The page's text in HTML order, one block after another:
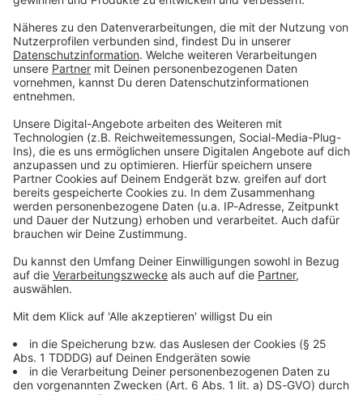
Du möchtest uns etwas sagen?
Kontaktformular
Sprachnachricht
© dpa-infocom, dpa:260705-930-337474/1
DAS KÖNNTE DICH AUCH INTERESSIEREN
Bayern